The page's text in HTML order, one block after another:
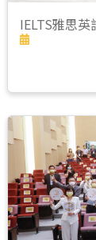
IELTS雅思